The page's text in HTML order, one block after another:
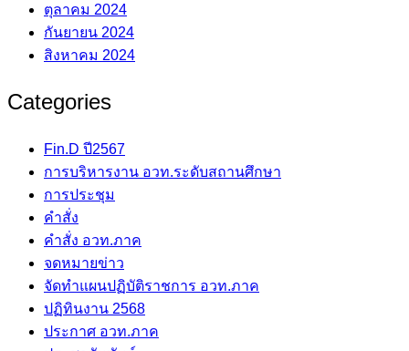
ตุลาคม 2024
กันยายน 2024
สิงหาคม 2024
Categories
Fin.D ปี2567
การบริหารงาน อวท.ระดับสถานศึกษา
การประชุม
คำสั่ง
คำสั่ง อวท.ภาค
จดหมายข่าว
จัดทำแผนปฏิบัติราชการ อวท.ภาค
ปฏิทินงาน 2568
ประกาศ อวท.ภาค